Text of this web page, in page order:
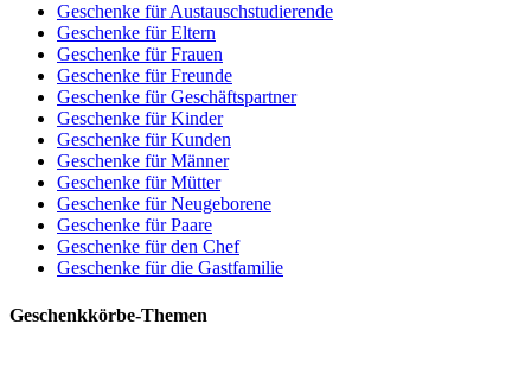
Geschenke für Austauschstudierende
Geschenke für Eltern
Geschenke für Frauen
Geschenke für Freunde
Geschenke für Geschäftspartner
Geschenke für Kinder
Geschenke für Kunden
Geschenke für Männer
Geschenke für Mütter
Geschenke für Neugeborene
Geschenke für Paare
Geschenke für den Chef
Geschenke für die Gastfamilie
Geschenkkörbe-Themen